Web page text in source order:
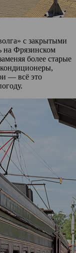
с закрытыми
на Фрязинском
более старые
— всё это